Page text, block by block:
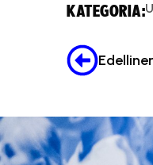
KATEGORIA: